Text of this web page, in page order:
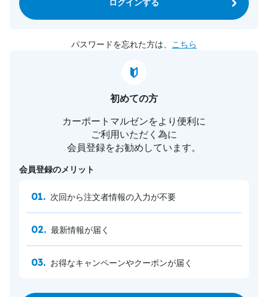
ログインする
パスワードを忘れた方は、 こちら
初めての方
カーポートマルゼンをより便利に
ご利用いただく為に
会員登録をお勧めしています。
会員登録のメリット
次回から注文者情報の入力が不要
最新情報が届く
お得なキャンペーンやクーポンが届く